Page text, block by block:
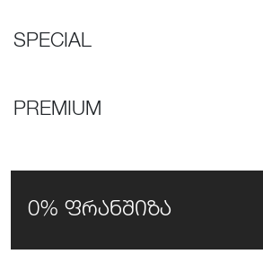
SPECIAL
PREMIUM
0% ფრანშიზა